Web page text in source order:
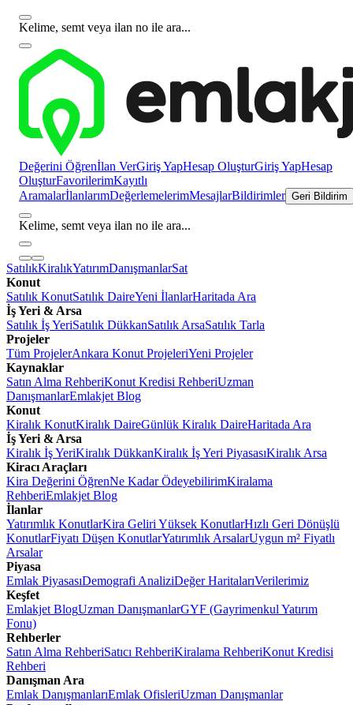
Kelime, semt veya ilan no ile ara...
Değerini Öğrenİlan VerGiriş YapHesap OluşturGiriş YapHesap
OluşturFavorilerimKayıtlı
AramalarİlanlarımDeğerlemelerimMesajlarBildirimler Geri Bildirim
Kelime, semt veya ilan no ile ara...
SatılıkKiralıkYatırımDanışmanlarSat
Konut
Satılık KonutSatılık DaireYeni İlanlarHaritada Ara
İş Yeri & Arsa
Satılık İş YeriSatılık DükkanSatılık ArsaSatılık Tarla
Projeler
Tüm ProjelerAnkara Konut ProjeleriYeni Projeler
Kaynaklar
Satın Alma RehberiKonut Kredisi RehberiUzman
DanışmanlarEmlakjet Blog
Konut
Kiralık KonutKiralık DaireGünlük Kiralık DaireHaritada Ara
İş Yeri & Arsa
Kiralık İş YeriKiralık DükkanKiralık İş Yeri PiyasasıKiralık Arsa
Kiracı Araçları
Kira Değerini ÖğrenNe Kadar ÖdeyebilirimKiralama
RehberiEmlakjet Blog
İlanlar
Yatırımlık KonutlarKira Geliri Yüksek KonutlarHızlı Geri Dönüşlü
KonutlarFiyatı Düşen KonutlarYatırımlık ArsalarUygun m² Fiyatlı
Arsalar
Piyasa
Emlak PiyasasıDemografi AnaliziDeğer HaritalarıVerilerimiz
Keşfet
Emlakjet BlogUzman DanışmanlarGYF (Gayrimenkul Yatırım
Fonu)
Rehberler
Satın Alma RehberiSatıcı RehberiKiralama RehberiKonut Kredisi
Rehberi
Danışman Ara
Emlak DanışmanlarıEmlak OfisleriUzman Danışmanlar